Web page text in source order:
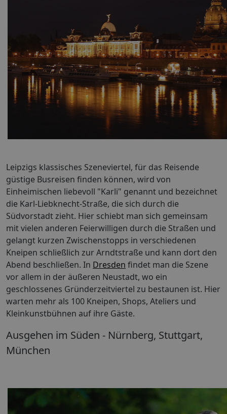
Leipzigs klassisches Szeneviertel, für das Reisende
güstige Busreisen finden können, wird von
Einheimischen liebevoll "Karli" genannt und bezeichnet
die Karl-Liebknecht-Straße, die sich durch die
Südvorstadt zieht. Hier schiebt man sich gemeinsam
mit vielen anderen Feierwilligen durch die Straßen und
gelangt kurzen Zwischenstopps in verschiedenen
Kneipen schließlich zur Arndtstraße und kann dort den
Abend beschließen. In Dresden findet man die Szene
vor allem in der äußeren Neustadt, wo ein
geschlossenes Gründerzeitviertel zu bestaunen ist. Hier
warten mehr als 100 Kneipen, Shops, Ateliers und
Kleinkunstbühnen auf ihre Gäste.
Ausgehen im Süden - Nürnberg, Stuttgart,
München